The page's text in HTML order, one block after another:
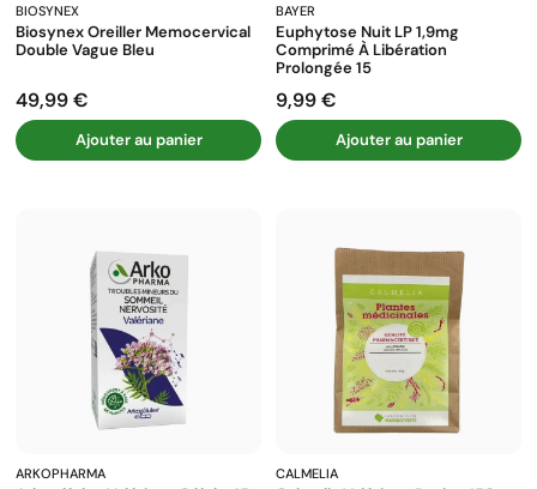
BIOSYNEX
Biosynex Oreiller Memocervical
Double Vague Bleu
Prix
49,99 €
Ajouter au panier
BAYER
Euphytose Nuit LP 1,9mg
Comprimé À Libération
Prolongée 15
Prix
9,99 €
Ajouter au panier
ARKOPHARMA CALMELIA